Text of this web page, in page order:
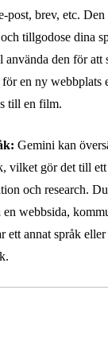
post, brev, etc. Den
tillgodose dina
använda den för
en ny webbplats
till en film.
Gemini kan
vilket gör det till
och research.
en webbsida,
ett annat språk